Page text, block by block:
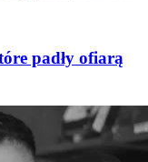
padły ofiarą